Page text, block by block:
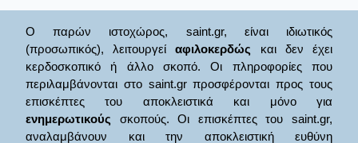
Ο παρών ιστοχώρος, saint.gr, είναι ιδιωτικός
(προσωπικός), λειτουργείαφιλοκερδώς και δεν έχει
κερδοσκοπικό ή άλλο σκοπό. Οι πληροφορίες που
περιλαμβάνονται στο saint.gr προσφέρονται προς τους
επισκέπτες του αποκλειστικά και μόνο για
ενημερωτικούς σκοπούς. Οι επισκέπτες του saint.gr,
αναλαμβάνουν και την αποκλειστική ευθύνη